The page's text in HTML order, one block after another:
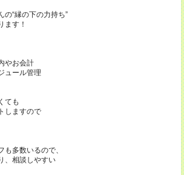
の“縁の下の力持ち”
ます！
やお会計
ュール管理
ても
しますので
多数いるので、
、相談しやすい